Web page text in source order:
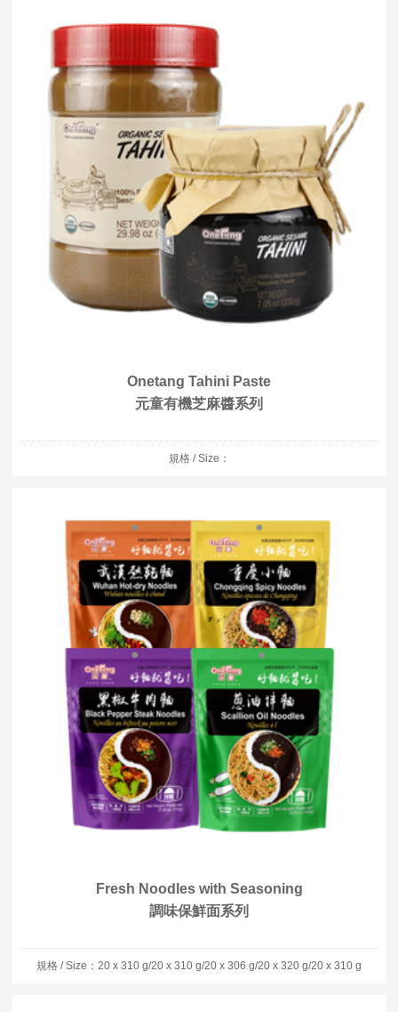
Onetang Tahini Paste
元童有機芝麻醬系列
規格 / Size：
Fresh Noodles with Seasoning
調味保鮮面系列
規格 / Size：20 x 310 g/20 x 310 g/20 x 306 g/20 x 320 g/20 x 310 g